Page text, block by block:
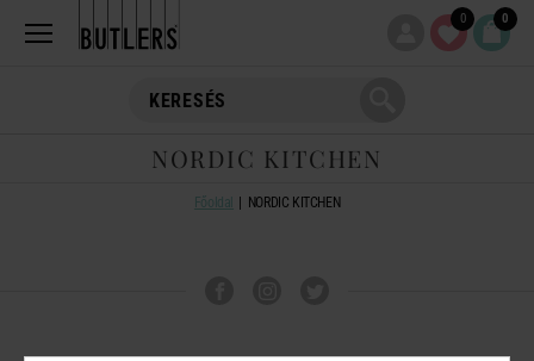
0 0
NORDIC KITCHEN
Főoldal NORDIC KITCHEN